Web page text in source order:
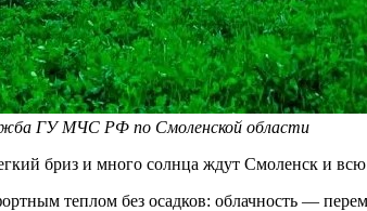
ГУ МЧС РФ по Смоленской области
бриз и много солнца ждут Смоленск и всю
теплом без осадков: облачность —